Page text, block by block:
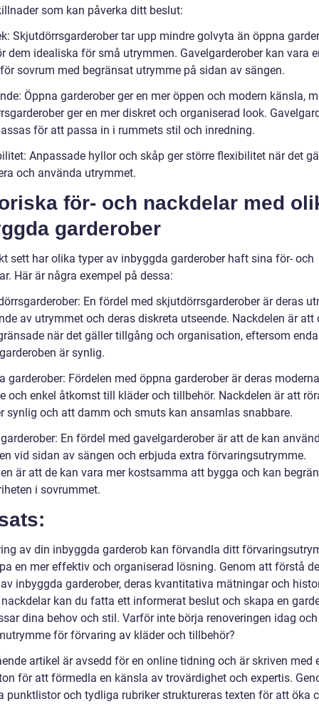
som kan påverka ditt beslut:
Skjutdörrsgarderober tar upp mindre golvyta än öppna
dem idealiska för små utrymmen. Gavelgarderober kan vara
sovrum med begränsat utrymme på sidan av sängen.
Öppna garderober ger en mer öppen och modern känsla,
ger en mer diskret och organiserad look.
för att passa in i rummets stil och inredning.
Anpassade hyllor och skåp ger större flexibilitet när det
och använda utrymmet.
för- och nackdelar med
garderober
sett har olika typer av inbyggda garderober haft sina för- och
Här är några exempel på dessa:
En fördel med skjutdörrsgarderober är deras
av utrymmet och deras diskreta utseende. Nackdelen är att
när det gäller tillgång och organisation, eftersom
är synlig.
garderober: Fördelen med öppna garderober är deras moderna
och enkel åtkomst till kläder och tillbehör. Nackdelen är att
synlig och att damm och smuts kan ansamlas snabbare.
En fördel med gavelgarderober är att de kan
vid sidan av sängen och erbjuda extra förvaringsutrymme.
är att de kan vara mer kostsamma att bygga och kan
i sovrummet.
av din inbyggda garderob kan förvandla ditt
en mer effektiv och organiserad lösning. Genom att förstå
inbyggda garderober, deras kvantitativa mätningar och
kan du fatta ett informerat beslut och skapa en
dina behov och stil. Varför inte börja renoveringen idag
för förvaring av kläder och tillbehör?
artikel är avsedd för en online tidning och är skriven med
för att förmedla en känsla av trovärdighet och expertis.
punktlistor och tydliga rubriker struktureras texten för att öka